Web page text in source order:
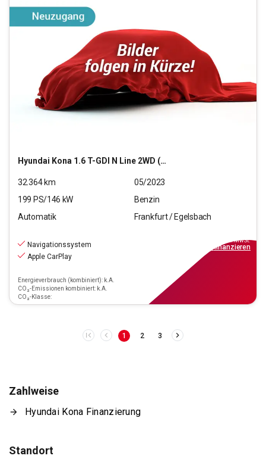
Hyundai Kona 1.6 T-GDI N Line 2WD (EURO 6d)
32.364km
05/2023
199 PS/146 kW
Benzin
Automatik
Frankfurt / Egelsbach
Navigationssystem
Apple CarPlay
Energieverbrauch (kombiniert): k.A.
CO₂-Emissionen kombiniert: k.A.
CO₂-Klasse:
inkl.MwSt.
finanzieren
1 2 3
Zahlweise
Hyundai Kona Finanzierung
Standort